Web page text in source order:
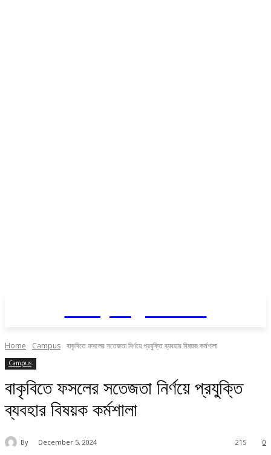
Home Campus বাকৃবিতে ফসলের সতেজতা নির্ণয়ে প্রযুক্তি ব্যবহার বিষয়ক কর্মশালা
Campus
বাকৃবিতে ফসলের সতেজতা নির্ণয়ে প্রযুক্তি
ব্যবহার বিষয়ক কর্মশালা
By December 5, 2024 0
215